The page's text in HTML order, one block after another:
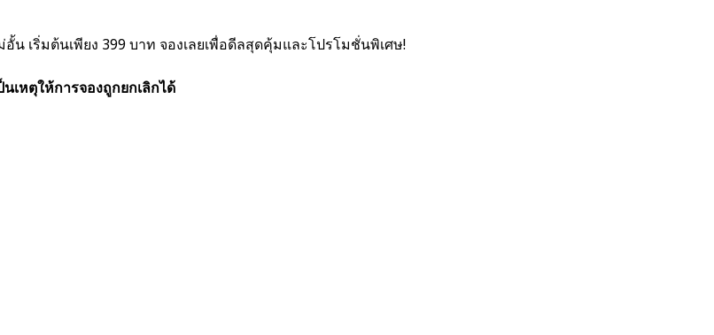
เริ่มต้นเพียง 399 บาท จองเลยเพื่อดีลสุดคุ้มและโปรโมชั่นพิเศษ!
เหตุให้การจองถูกยกเลิกได้